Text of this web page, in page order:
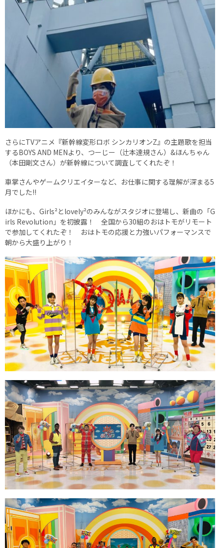
さらにTVアニメ『新幹線変形ロボ シンカリオンZ』の主題歌を担当
するBOYS AND MENより、つーじー（辻本達規さん）&ほんちゃん
（本田剛文さん）が新幹線について調査してくれたぞ！
車掌さんやゲームクリエイターなど、お仕事に関する理解が深まる5
月でした!!
ほかにも、Girls²とlovely²のみんながスタジオに登場し、新曲の「G
irls Revolution」を初披露！ 全国から30組のおはトモがリモート
で参加してくれたぞ！ おはトモの応援と力強いパフォーマンスで
朝から大盛り上がり！